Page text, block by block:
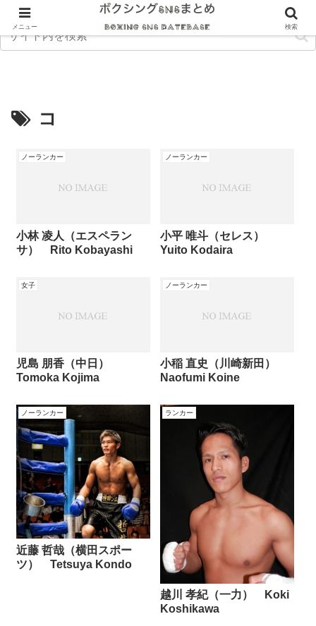
コ
ノーランカー
小林 凌人（エスペラン
サ） Rito Kobayashi
ノーランカー
小平 唯斗（セレス）
Yuito Kodaira
女子
児島 朋香（中日）
Tomoka Kojima
ノーランカー
小稲 直史（川崎新田）
Naofumi Koine
ノーランカー
近藤 哲哉（横田スポー
ツ） Tetsuya Kondo
ランカー
越川 孝紀（一力） Koki
Koshikawa
メニュー 検索